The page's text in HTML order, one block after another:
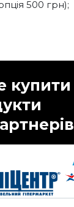
500 грн);
купити